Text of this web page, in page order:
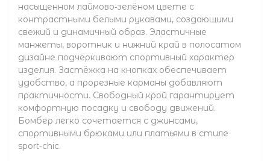
насыщенном лаймово‑зелёном цвете с
контрастными белыми рукавами, создающими
свежий и динамичный образ. Эластичные
манжеты, воротник и нижний край в полосатом
дизайне подчёркивают спортивный характер
изделия. Застёжка на кнопках обеспечивает
удобство, а прорезные карманы добавляют
практичности. Свободный крой гарантирует
комфортную посадку и свободу движений.
Бомбер легко сочетается с джинсами,
спортивными брюками или платьями в стиле
sport‑chic.